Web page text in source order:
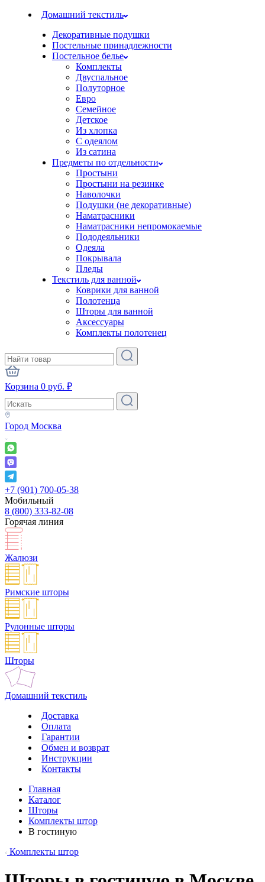
Домашний текстиль
Декоративные подушки
Постельные принадлежности
Постельное белье
Комплекты
Двуспальное
Полуторное
Евро
Семейное
Детское
Из хлопка
С одеялом
Из сатина
Предметы по отдельности
Простыни
Простыни на резинке
Наволочки
Подушки (не декоративные)
Наматрасники
Наматрасники непромокаемые
Пододеяльники
Одеяла
Покрывала
Пледы
Текстиль для ванной
Коврики для ванной
Полотенца
Шторы для ванной
Аксессуары
Комплекты полотенец
Корзина 0 руб. ₽
Город Москва
+7 (901) 700-05-38
Мобильный
8 (800) 333-82-08
Горячая линия
Жалюзи
Римские шторы
Рулонные шторы
Шторы
Домашний текстиль
Доставка
Оплата
Гарантии
Обмен и возврат
Инструкции
Контакты
Главная
Каталог
Шторы
Комплекты штор
В гостиную
Комплекты штор